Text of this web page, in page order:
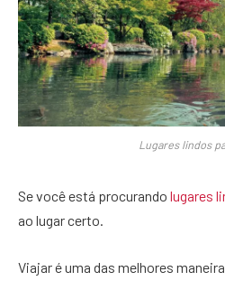
Lugares lindos
Se você está procurando lugares
ao lugar certo.
Viajar é uma das melhores